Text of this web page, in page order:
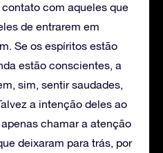
com aqueles que
de entrarem em
Se os espíritos estão
estão conscientes, a
sim, sentir saudades,
a intenção deles ao
chamar a atenção
deixaram para trás, por